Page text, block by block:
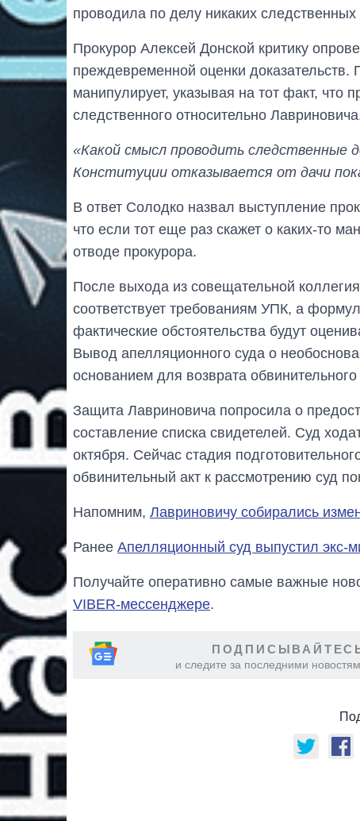
проводила по делу никаких следственных
Прокурор Алексей Донской критику
преждевременной оценки
манипулирует, указывая на тот факт, что
следственного относительно
«Какой смысл проводить следственные
Конституции отказывается от дачи
В ответ Солодко назвал выступление
что если тот еще раз скажет о каких-то
отводе прокурора.
После выхода из совещательной
соответствует требованиям УПК, а
фактические обстоятельства будут
Вывод апелляционного суда о
основанием для возврата обвинительного
Защита Лавриновича попросила о
составление списка свидетелей. Суд
октября. Сейчас стадия
обвинительный акт к рассмотрению суд
Напомним, Лавриновичу собирались
Ранее Апелляционный суд выпустил экс-
Получайте оперативно самые важные
VIBER-мессенджере.
ПОДПИСЫВАЙТЕСЬ
и следите за последними